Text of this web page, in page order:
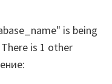
is being
is 1 other